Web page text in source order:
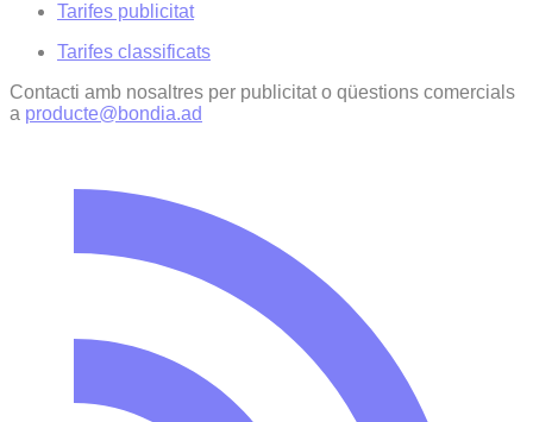
Tarifes publicitat
Tarifes classificats
Contacti amb nosaltres per publicitat o qüestions comercials
a producte@bondia.ad